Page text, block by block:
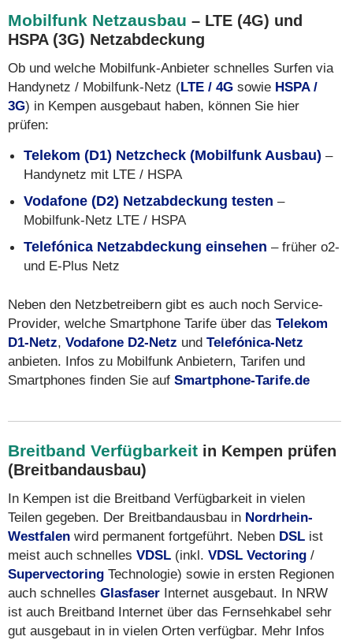
Mobilfunk Netzausbau – LTE (4G) und
HSPA (3G) Netzabdeckung
Ob und welche Mobilfunk-Anbieter schnelles Surfen via
Handynetz / Mobilfunk-Netz (LTE / 4G sowie HSPA /
3G) in Kempen ausgebaut haben, können Sie hier
prüfen:
Telekom (D1) Netzcheck (Mobilfunk Ausbau) –
Handynetz mit LTE / HSPA
Vodafone (D2) Netzabdeckung testen –
Mobilfunk-Netz LTE / HSPA
Telefónica Netzabdeckung einsehen – früher o2-
und E-Plus Netz
Neben den Netzbetreibern gibt es auch noch Service-
Provider, welche Smartphone Tarife über das Telekom
D1-Netz, Vodafone D2-Netz und Telefónica-Netz
anbieten. Infos zu Mobilfunk Anbietern, Tarifen und
Smartphones finden Sie auf Smartphone-Tarife.de
Breitband Verfügbarkeit in Kempen prüfen
(Breitbandausbau)
In Kempen ist die Breitband Verfügbarkeit in vielen
Teilen gegeben. Der Breitbandausbau in Nordrhein-
Westfalen wird permanent fortgeführt. Neben DSL ist
meist auch schnelles VDSL (inkl. VDSL Vectoring /
Supervectoring Technologie) sowie in ersten Regionen
auch schnelles Glasfaser Internet ausgebaut. In NRW
ist auch Breitband Internet über das Fernsehkabel sehr
gut ausgebaut in in vielen Orten verfügbar. Mehr Infos